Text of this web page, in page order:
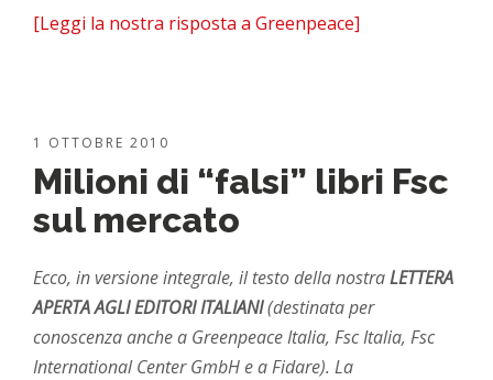
[Leggi la nostra risposta a Greenpeace]
1 OTTOBRE 2010
Milioni di “falsi” libri Fsc
sul mercato
Ecco, in versione integrale, il testo della nostraLETTERA
APERTA AGLI EDITORI ITALIANI(destinata per
conoscenza anche a Greenpeace Italia, Fsc Italia, Fsc
International Center GmbH e a Fidare). La